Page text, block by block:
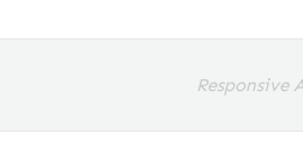
Responsive